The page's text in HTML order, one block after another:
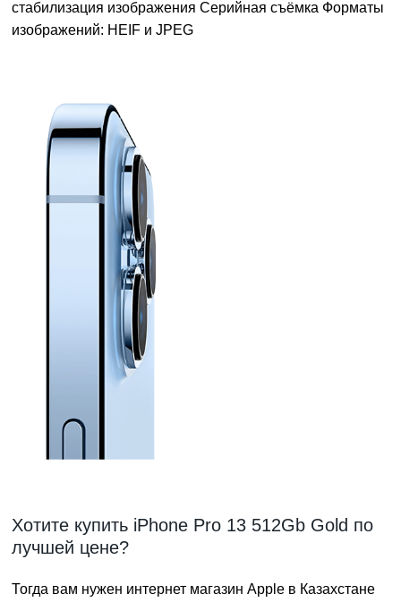
стабилизация изображения Серийная съёмка Форматы
изображений: HEIF и JPEG
Хотите купить iPhone Pro 13 512Gb Gold по
лучшей цене?
Тогда вам нужен интернет магазин Apple в Казахстане